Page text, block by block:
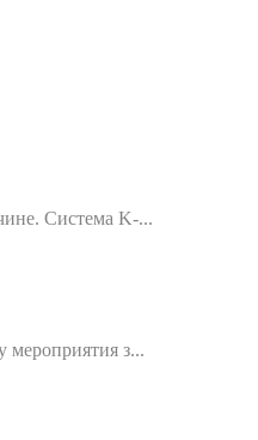
Система K-...
мероприятия з...